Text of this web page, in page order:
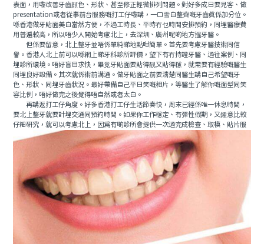
表面，用嚟改善牙齒顔色、形狀、甚至修正輕微排列問題。對好多成日要見客、做
presentation或者從事前台服務嘅打工仔嚟講，一口雪白整齊嘅牙齒真係加分位。
喺香港做牙貼面美白當然方便，不過工時長、平時冇乜時間安排預約，同埋醫療費
用普遍較高，所以唔少人開始考慮北上，去深圳、廣州呢啲地方搵牙醫。
但係要留意，北上整牙並唔係單純睇地點咁簡單。首先要考慮牙醫技術同信
譽。香港人北上前可以喺網上睇牙科診所評價，望下有冇持證牙醫、過往案例、同
埋診所環境。唔好盲目求快，畢竟牙貼面要貼得靓又貼得穩，就需要有經驗嘅醫生
同埋良好設備。其次就係術前溝通。做牙貼面之前要清楚同醫生講自己希望嘅牙
色、形狀、同埋牙齒狀況。最好帶備自己平日笑嘅相片，等醫生了解你嘅面型同笑
容比例，唔好做完之後覺得唔自然或者太白。
再講返打工仔角度。好多香港打工仔生活節奏快，周末已經係唯一休息時間，
要北上整牙就要計埋交通同預約時間。如果你工作穩定、有彈性假期，又鍾意比較
仔細研究，就可以考慮北上，因爲有啲診所會提供一次過完成檢查、取模、貼片服